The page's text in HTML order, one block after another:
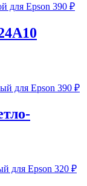
390 ₽
390 ₽
320 ₽